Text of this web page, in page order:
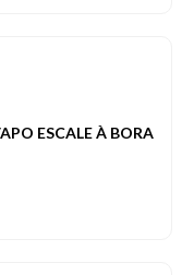
ESCALE À BORA